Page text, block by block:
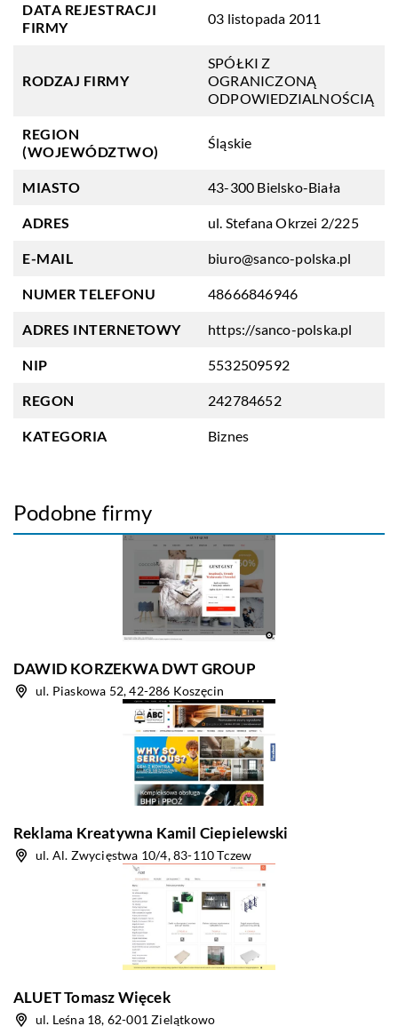
DATA REJESTRACJI
FIRMY
03 listopada 2011
RODZAJ FIRMY
SPÓŁKI Z
OGRANICZONĄ
ODPOWIEDZIALNOŚCIĄ
REGION
(WOJEWÓDZTWO)
Śląskie
MIASTO 43-300 Bielsko-Biała
ADRES ul. Stefana Okrzei 2/225
E-MAIL biuro@sanco-polska.pl
NUMER TELEFONU 48666846946
ADRES INTERNETOWY https://sanco-polska.pl
NIP 5532509592
REGON 242784652
KATEGORIA Biznes
Podobne firmy
DAWID KORZEKWA DWT GROUP
ul. Piaskowa 52, 42-286 Koszęcin
Reklama Kreatywna Kamil Ciepielewski
ul. Al. Zwycięstwa 10/4, 83-110 Tczew
ALUET Tomasz Więcek
ul. Leśna 18, 62-001 Zielątkowo